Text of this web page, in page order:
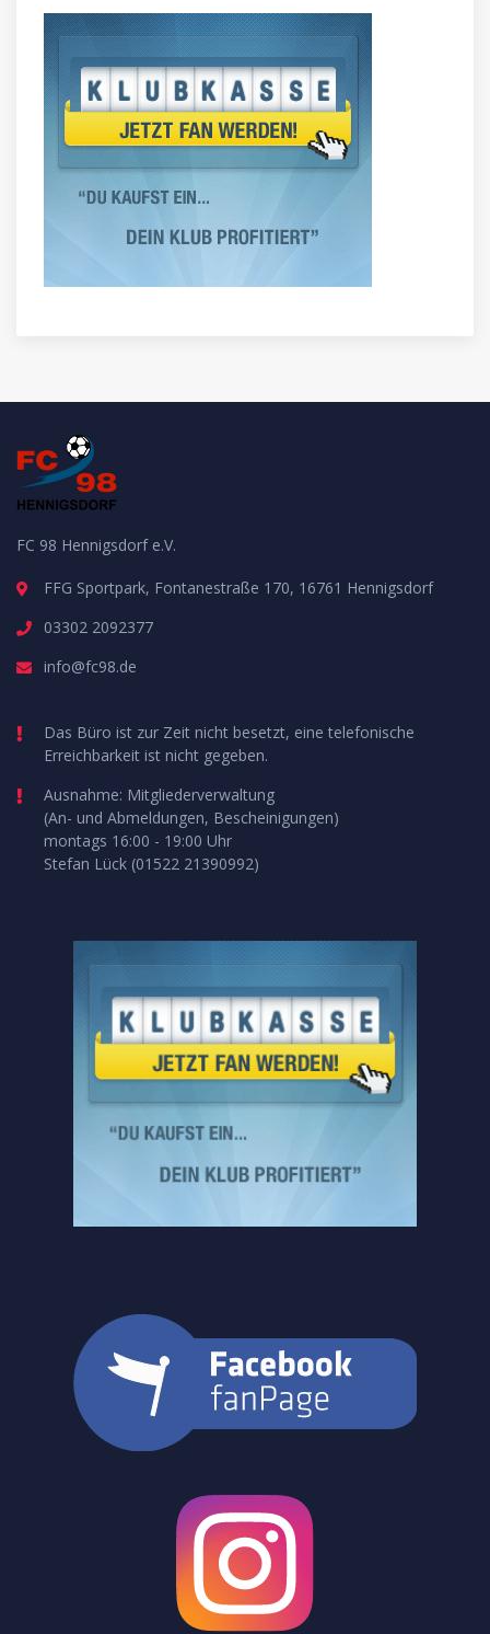
FC 98 Hennigsdorf e.V.
FFG Sportpark, Fontanestraße 170, 16761 Hennigsdorf
03302 2092377
info@fc98.de
Das Büro ist zur Zeit nicht besetzt, eine telefonische
Erreichbarkeit ist nicht gegeben.
Ausnahme: Mitgliederverwaltung
(An- und Abmeldungen, Bescheinigungen)
montags 16:00 - 19:00 Uhr
Stefan Lück (01522 21390992)